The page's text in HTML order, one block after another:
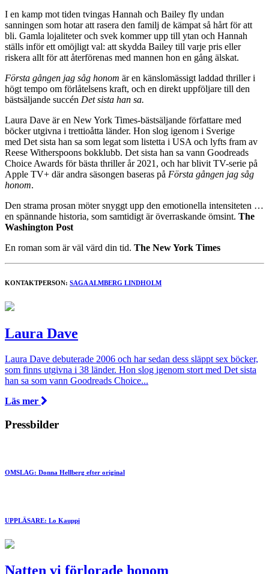
I en kamp mot tiden tvingas Hannah och Bailey fly undan
sanningen som hotar att rasera den familj de kämpat så hårt för att
bli. Gamla lojaliteter och svek kommer upp till ytan och Hannah
ställs inför ett omöjligt val: att skydda Bailey till varje pris eller
riskera allt för att återförenas med mannen hon en gång älskat.
Första gången jag såg honom är en känslomässigt laddad thriller i
högt tempo om förlåtelsens kraft, och en direkt uppföljare till den
bästsäljande succén Det sista han sa.
Laura Dave är en New York Times-bästsäljande författare med
böcker utgivna i trettioåtta länder. Hon slog igenom i Sverige
med Det sista han sa som legat som listetta i USA och lyfts fram av
Reese Witherspoons bokklubb. Det sista han sa vann Goodreads
Choice Awards för bästa thriller år 2021, och har blivit TV-serie på
Apple TV+ där andra säsongen baseras på Första gången jag såg
honom.
Den strama prosan möter snyggt upp den emotionella intensiteten …
en spännande historia, som samtidigt är överraskande ömsint. The
Washington Post
En roman som är väl värd din tid. The New York Times
KONTAKTPERSON: SAGA ALMBERG LINDHOLM
Laura Dave
Laura Dave debuterade 2006 och har sedan dess släppt sex böcker,
som finns utgivna i 38 länder. Hon slog igenom stort med Det sista
han sa som vann Goodreads Choice...
Läs mer
Pressbilder
OMSLAG: Donna Hellberg efter original
UPPLÄSARE: Lo Kauppi
Natten vi förlorade honom